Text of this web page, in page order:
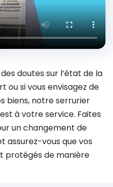
doutes sur l’état de la
si vous envisagez de
biens, notre serrurier
à votre service. Faites
un changement de
assurez-vous que vos
protégés de manière